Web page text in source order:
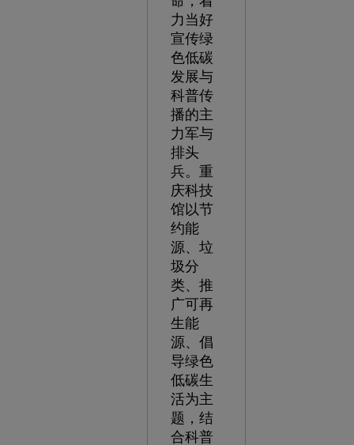
力当好
宣传绿
色低碳
发展与
科普传
播的主
力军与
排头
兵。重
庆科技
馆以节
约能
源、垃
圾分
类、推
广可再
生能
源、倡
导绿色
低碳生
活为主
题，结
合科普